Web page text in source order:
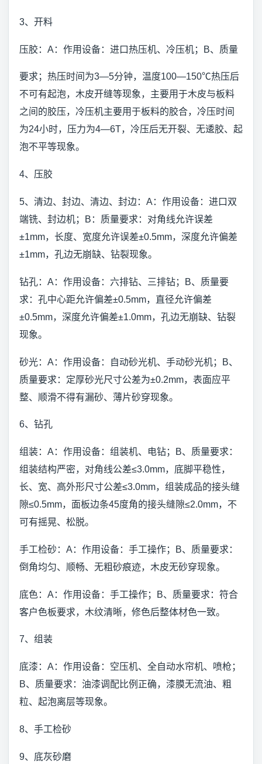
3、开料
压胶：A：作用设备：进口热压机、冷压机；B、质量
要求；热压时间为3—5分钟，温度100—150℃热压后
不可有起泡，木皮开缝等现象，主要用于木皮与板料
之间的胶压，冷压机主要用于板料的胶合，冷压时间
为24小时，压力为4—6T，冷压后无开裂、无逶胶、起
泡不平等现象。
4、压胶
5、清边、封边、清边、封边：A：作用设备：进口双
端铣、封边机；B：质量要求：对角线允许误差
±1mm，长度、宽度允许误差±0.5mm，深度允许偏差
±1mm，孔边无崩缺、钻裂现象。
钻孔：A：作用设备：六排钻、三排钻；B、质量要
求：孔中心距允许偏差±0.5mm，直径允许偏差
±0.5mm，深度允许偏差±1.0mm，孔边无崩缺、钻裂
现象。
砂光：A：作用设备：自动砂光机、手动砂光机；B、
质量要求：定厚砂光尺寸公差为±0.2mm，表面应平
整、顺滑不得有漏砂、薄片砂穿现象。
6、钻孔
组装：A：作用设备：组装机、电钻；B、质量要求：
组装结构严密，对角线公差≤3.0mm，底脚平稳性，
长、宽、高外形尺寸公差≤3.0mm，组装成品的接头缝
隙≤0.5mm，面板边条45度角的接头缝隙≤2.0mm，不
可有摇晃、松脱。
手工检砂：A：作用设备：手工操作；B、质量要求：
倒角均匀、顺畅、无粗砂痕迹，木皮无砂穿现象。
底色：A：作用设备：手工操作；B、质量要求：符合
客户色板要求，木纹清晰，修色后整体材色一致。
7、组装
底漆：A：作用设备：空压机、全自动水帘机、喷枪；
B、质量要求：油漆调配比例正确，漆膜无流油、粗
粒、起泡离层等现象。
8、手工检砂
9、底灰砂磨